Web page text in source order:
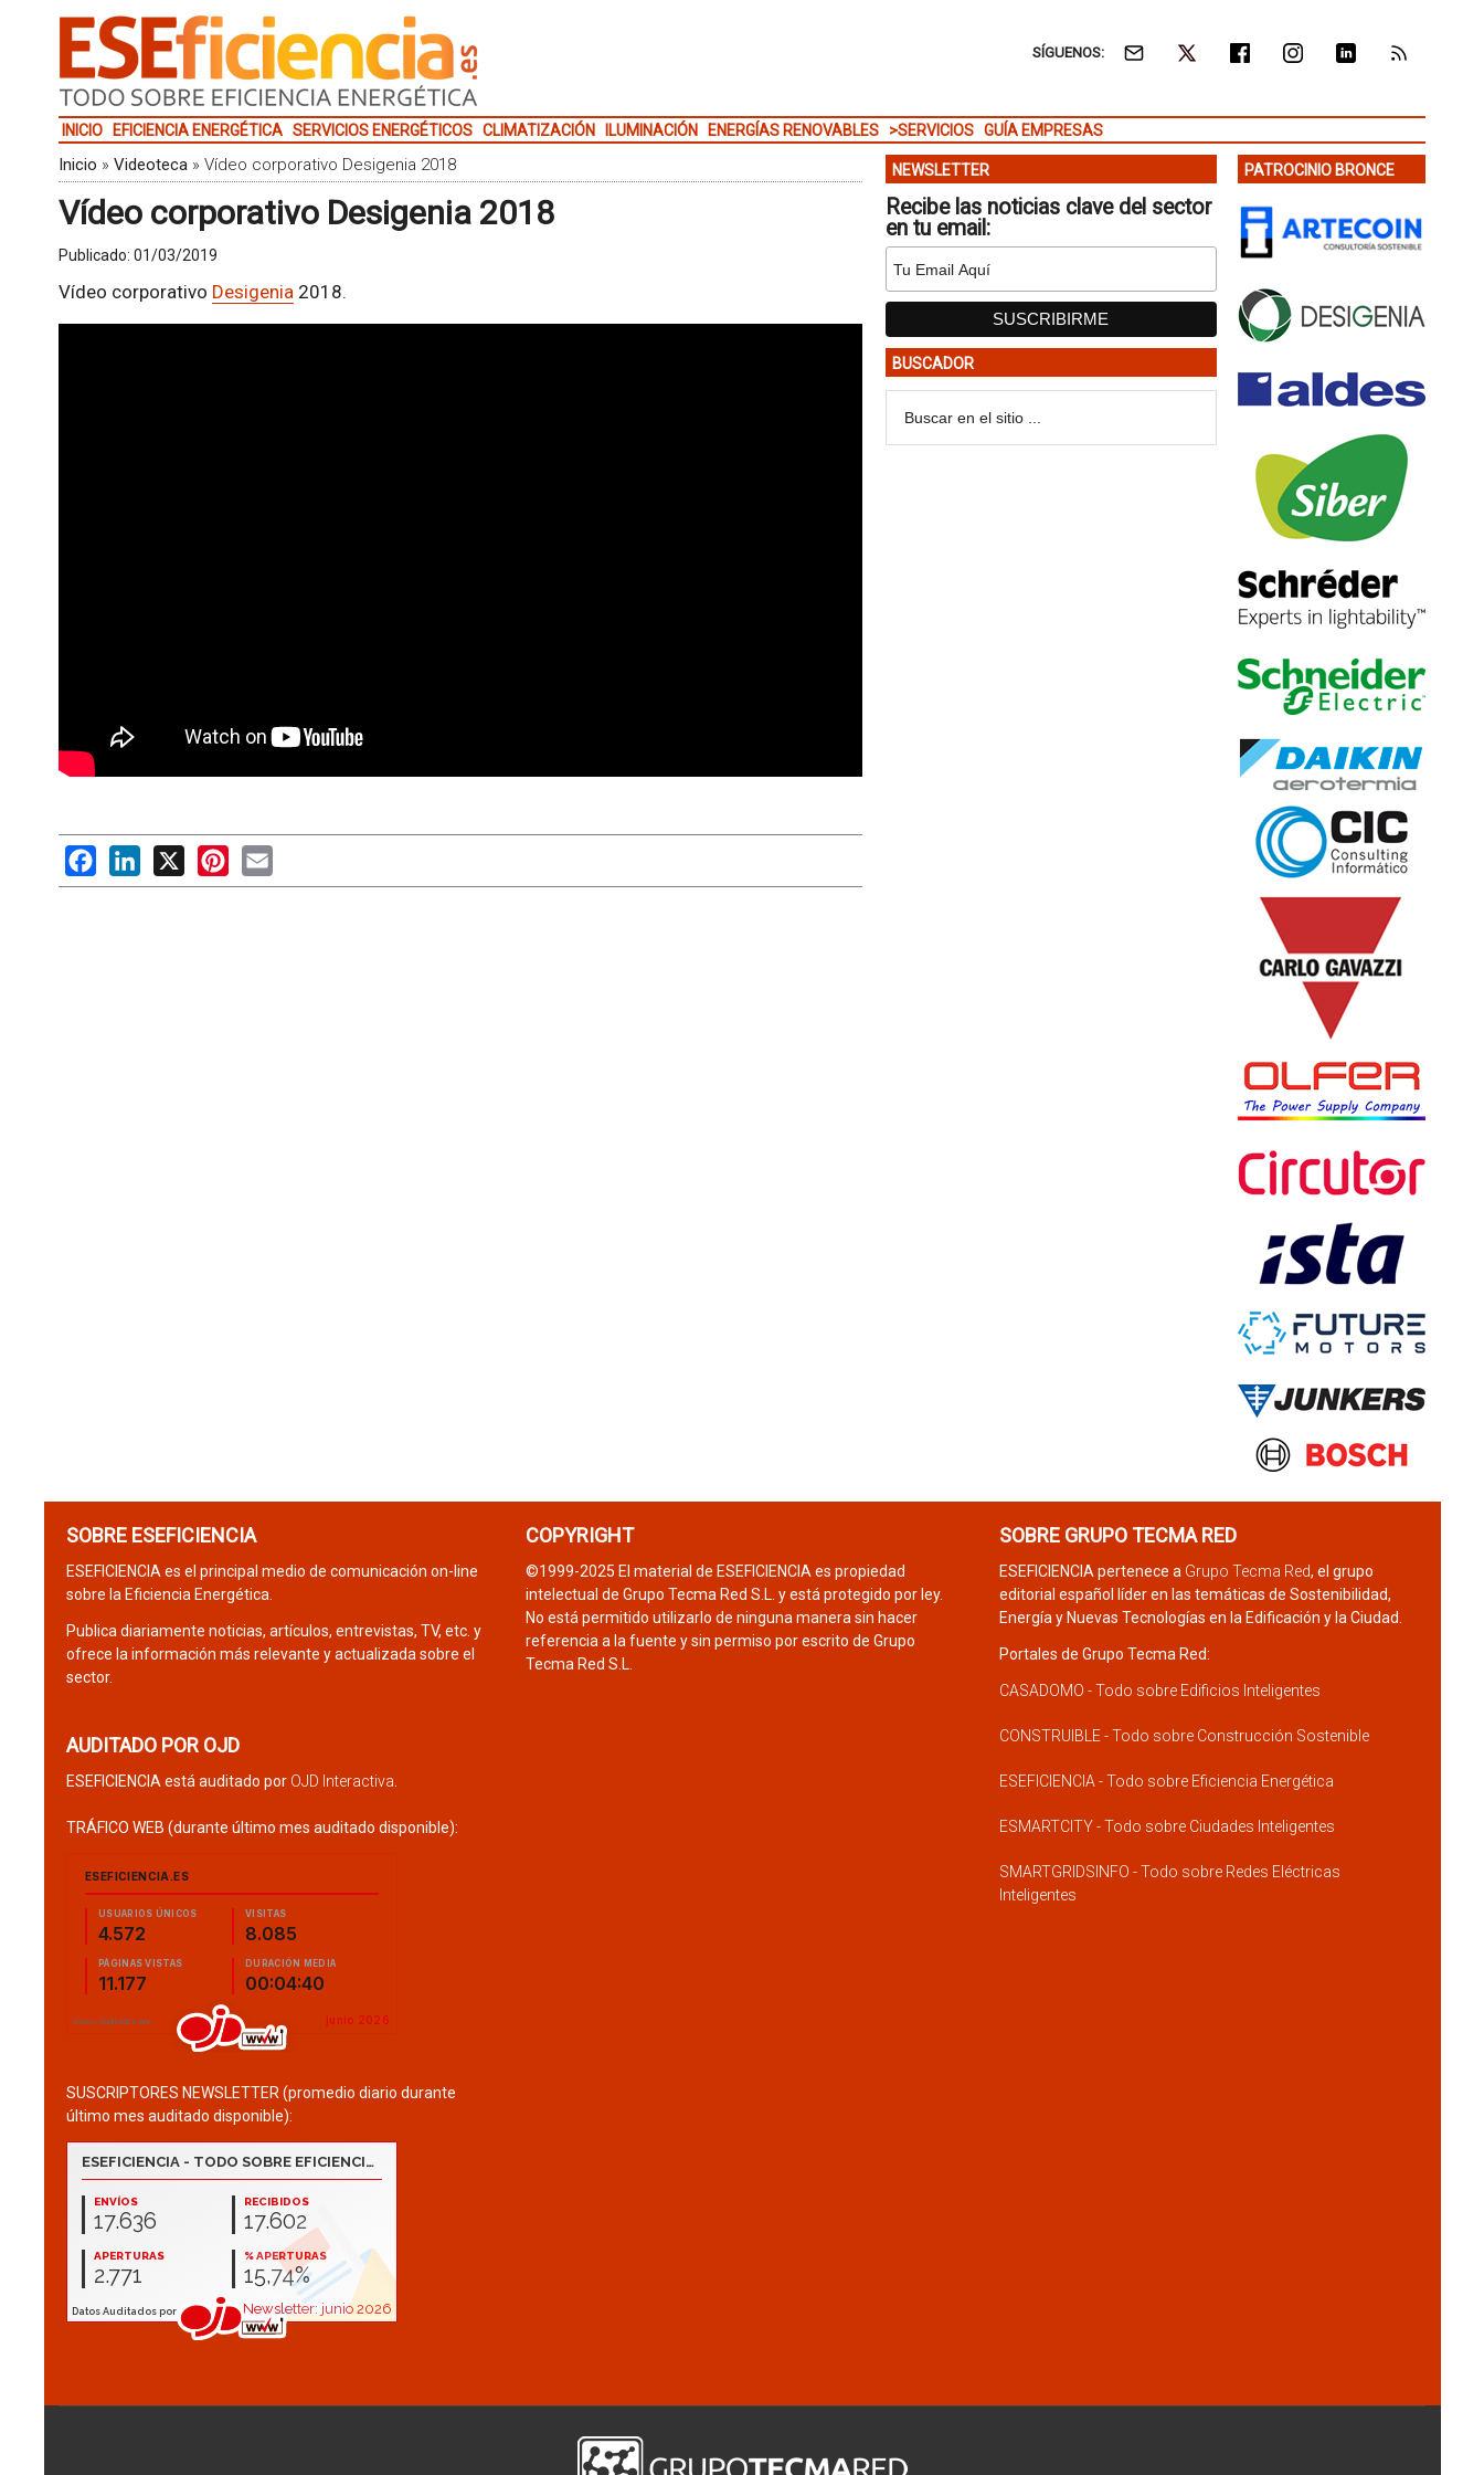
SÍGUENOS:
INICIO EFICIENCIA ENERGÉTICA SERVICIOS ENERGÉTICOS CLIMATIZACIÓN ILUMINACIÓN ENERGÍAS RENOVABLES >SERVICIOS GUÍA EMPRESAS
Inicio » Videoteca» Vídeo corporativo Desigenia 2018
Vídeo corporativo Desigenia 2018
Publicado: 01/03/2019
Vídeo corporativo Desigenia2018.
FacebookLinkedIn
X PinterestEmail
NEWSLETTER
Recibe las noticias clave del sector
en tu email:
BUSCADOR
PATROCINIO BRONCE
SOBRE ESEFICIENCIA
ESEFICIENCIA es el principal medio de comunicación on-line
sobre la Eficiencia Energética.
Publica diariamente noticias, artículos, entrevistas, TV, etc. y
ofrece la información más relevante y actualizada sobre el
sector.
AUDITADO POR OJD
ESEFICIENCIA está auditado por OJD Interactiva
TRÁFICO WEB (durante último mes auditado disponible):
SUSCRIPTORES NEWSLETTER (promedio diario durante
último mes auditado disponible):
COPYRIGHT
©1999-2025 El material de ESEFICIENCIA es propiedad
intelectual de Grupo Tecma Red S.L. y está protegido por ley.
No está permitido utilizarlo de ninguna manera sin hacer
referencia a la fuente y sin permiso por escrito de Grupo
Tecma Red S.L.
SOBRE GRUPO TECMA RED
ESEFICIENCIA pertenece a Grupo Tecma Red, el grupo
editorial español líder en las temáticas de Sostenibilidad,
Energía y Nuevas Tecnologías en la Edificación y la Ciudad.
Portales de Grupo Tecma Red:
CASADOMO - Todo sobre Edificios Inteligentes
CONSTRUIBLE - Todo sobre Construcción Sostenible
ESEFICIENCIA - Todo sobre Eficiencia Energética
ESMARTCITY - Todo sobre Ciudades Inteligentes
SMARTGRIDSINFO - Todo sobre Redes Eléctricas
Inteligentes